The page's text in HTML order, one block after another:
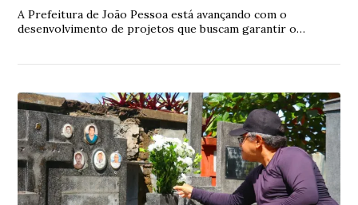
A Prefeitura de João Pessoa está avançando com o
desenvolvimento de projetos que buscam garantir o